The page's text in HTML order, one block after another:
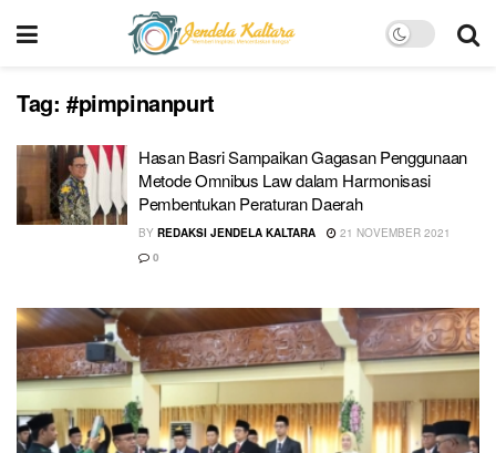
Tag: #pimpinanpurt
Hasan Basri Sampaikan Gagasan Penggunaan
Metode Omnibus Law dalam Harmonisasi
Pembentukan Peraturan Daerah
BY REDAKSI JENDELA KALTARA
21 NOVEMBER 2021
0